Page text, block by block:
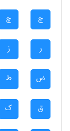
ج چ
ر ز
ض ط
ق ک